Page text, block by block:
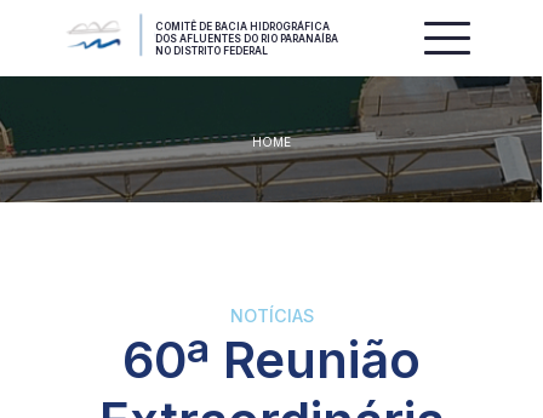
COMITÊ DE BACIA HIDROGRÁFICA
DOS AFLUENTES DO RIO PARANAÍBA
NO DISTRITO FEDERAL
HOME
NOTÍCIAS
60ª Reunião